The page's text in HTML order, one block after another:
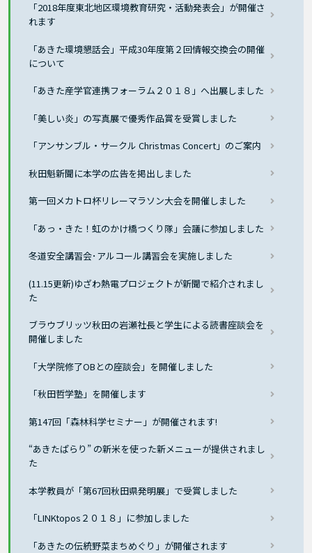
「2018年度東北地区環境教育研究・活動発表会」が開催さ
れます
「あきた環境懇話会」平成30年度第２回情報交換会の開催
について
「あきた産学官連携フォーラム２０１８」へ出展しました
「美しい炎」の写真展で優秀作品賞を受賞しました
「アンサンブル・サークル Christmas Concert」のご案内
秋田魁新聞に本学の広告を掲出しました
第一回メカトロ杯リレーマラソン大会を開催しました
「あっ・きた！虹のかけ橋つくり隊」会議に参加しました
冬道安全講習会･アルコール講習会を実施しました
(11.15更新)ゆざわ熱電プロジェクトが新聞で紹介されまし
た
ブラウブリッツ秋田の岩瀬社長と学生による読書座談会を
開催しました
「大学院修了OBとの座談会」を開催しました
「秋田哲学塾」を開催します
第147回「森林科学セミナー」が開催されます!
“あきたぱらり” の新米を使った新メニューが提供されまし
た
本学教員が「第67回秋田県発明展」で受賞しました
「LINKtopos２０１８」に参加しました
「あきたの伝統野菜まちめぐり」が開催されます